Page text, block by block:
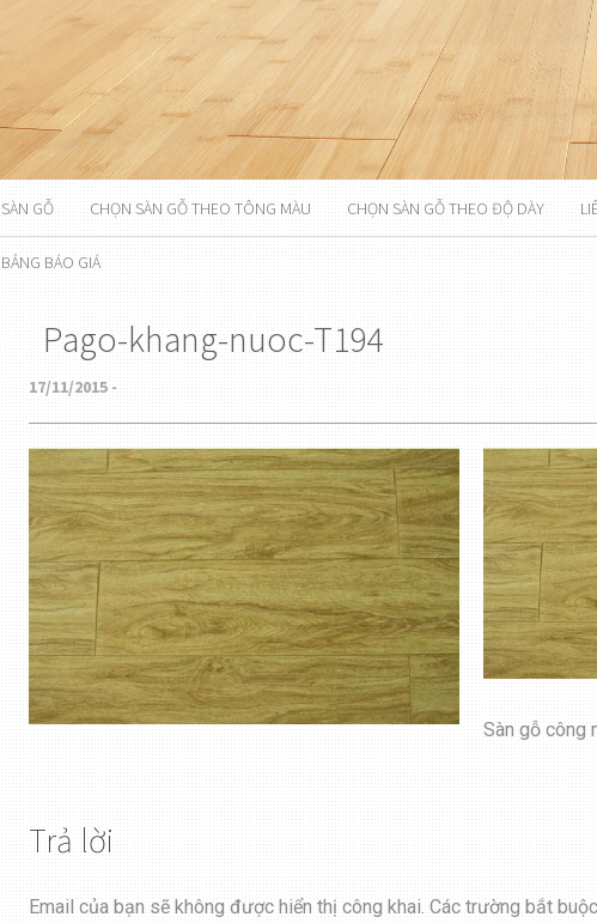
SÀN GỖ CHỌN SÀN GỖ THEO TÔNG MÀU CHỌN SÀN GỖ THEO ĐỘ DÀY
BẢNG BÁO GIÁ
Pago-khang-nuoc-T194
17/11/2015 -
Sàn gỗ công
Trả lời
Email của bạn sẽ không được hiển thị công khai. Các trường bắt